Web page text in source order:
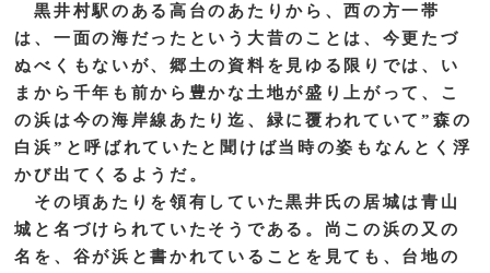
黒井村駅のある高台のあたりから、西の方一帯
は、一面の海だったという大昔のことは、今更たづ
ぬべくもないが、郷土の資料を見ゆる限りでは、い
まから千年も前から豊かな土地が盛り上がって、こ
の浜は今の海岸線あたり迄、緑に覆われていて”森の
白浜”と呼ばれていたと聞けば当時の姿もなんとく浮
かび出てくるようだ。
その頃あたりを領有していた黒井氏の居城は青山
城と名づけられていたそうである。尚この浜の又の
名を、谷が浜と書かれていることを見ても、台地の